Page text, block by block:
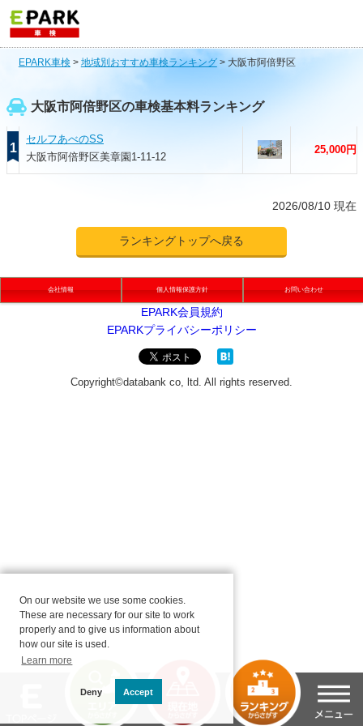
EPARK車検 > 地域別おすすめ車検ランキング> 大阪市阿倍野区
大阪市阿倍野区の車検基本料ランキング
1
セルフあべのSS
大阪市阿倍野区美章園1-11-12
25,000円
2026/08/10 現在
ランキングトップへ戻る
会社情報 個人情報保護方針 お問い合わせ
On our website we use some cookies.
These are necessary for our site to work
properly and to give us information about
how our site is used.
Learn more
Deny Accept